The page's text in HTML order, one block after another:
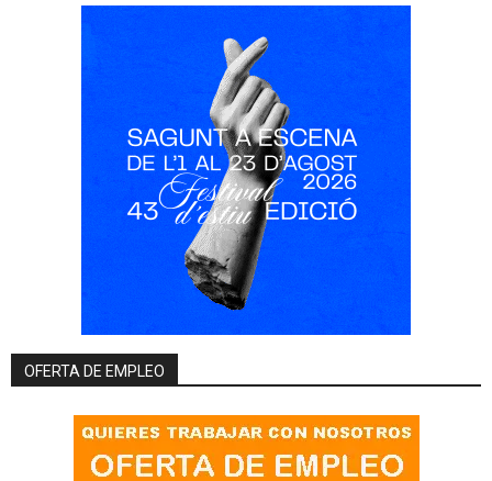
OFERTA DE EMPLEO